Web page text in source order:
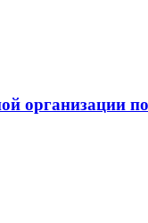
организации